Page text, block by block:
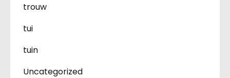
trouw
tui
tuin
Uncategorized